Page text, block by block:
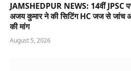
JAMSHEDPUR NEWS: 14वीं JPSC
अजय कुमार ने की सिटिंग HC जज से जांच
की मांग
August 5, 2026